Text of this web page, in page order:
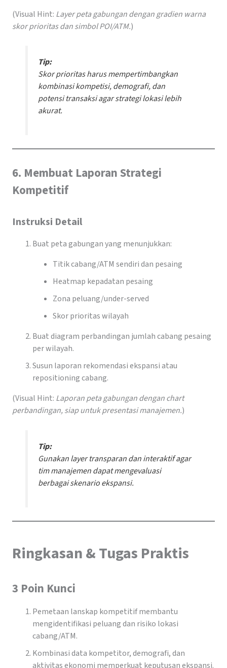
(Visual Hint: Layer peta gabungan dengan gradien warna
skor prioritas dan simbol POI/ATM.)
Tip:
Skor prioritas harus mempertimbangkan
kombinasi kompetisi, demografi, dan
potensi transaksi agar strategi lokasi lebih
akurat.
6. Membuat Laporan Strategi
Kompetitif
Instruksi Detail
Buat peta gabungan yang menunjukkan:
Titik cabang/ATM sendiri dan pesaing
Heatmap kepadatan pesaing
Zona peluang/under-served
Skor prioritas wilayah
Buat diagram perbandingan jumlah cabang pesaing
per wilayah.
Susun laporan rekomendasi ekspansi atau
repositioning cabang.
(Visual Hint: Laporan peta gabungan dengan chart
perbandingan, siap untuk presentasi manajemen.)
Tip:
Gunakan layer transparan dan interaktif agar
tim manajemen dapat mengevaluasi
berbagai skenario ekspansi.
Ringkasan & Tugas Praktis
3 Poin Kunci
Pemetaan lanskap kompetitif membantu
mengidentifikasi peluang dan risiko lokasi
cabang/ATM.
Kombinasi data kompetitor, demografi, dan
aktivitas ekonomi memperkuat keputusan ekspansi.